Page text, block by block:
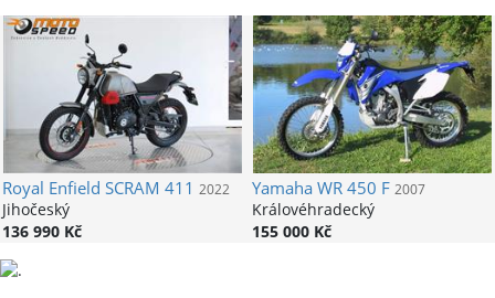
Royal Enfield SCRAM 411 2022
Jihočeský
136 990 Kč
YamahaWR 450 F 2007
Královéhradecký
155 000 Kč